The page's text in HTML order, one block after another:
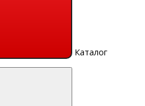
Каталог